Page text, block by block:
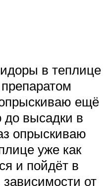
в теплице
ещё
до высадки в
опрыскиваю
уже как
и пойдёт в
от